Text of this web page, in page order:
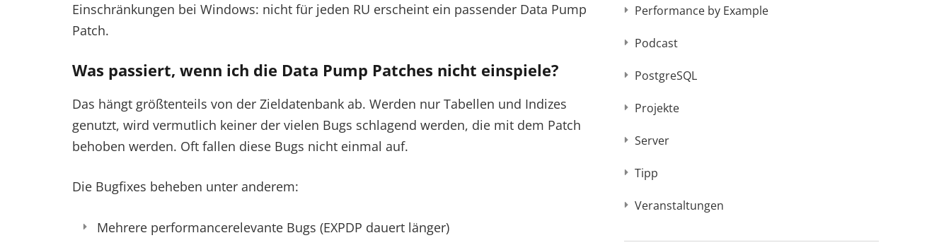
Einschränkungen bei Windows: nicht für jeden RU erscheint ein passender Data Pump
Patch.
Was passiert, wenn ich die Data Pump Patches nicht einspiele?
Das hängt größtenteils von der Zieldatenbank ab. Werden nur Tabellen und Indizes
genutzt, wird vermutlich keiner der vielen Bugs schlagend werden, die mit dem Patch
behoben werden. Oft fallen diese Bugs nicht einmal auf.
Die Bugfixes beheben unter anderem:
Mehrere performancerelevante Bugs (EXPDP dauert länger)
Performance by Example
Podcast
PostgreSQL
Projekte
Server
Tipp
Veranstaltungen